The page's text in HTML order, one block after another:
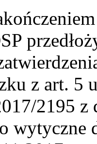
z art. 5
2195 z
wytyczne